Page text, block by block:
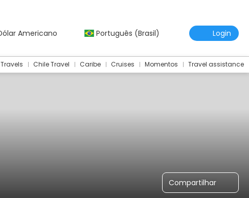
Americano Português (Brasil) Login
Chile Travel Caribe Cruises Momentos Travel assistance
Compartilhar